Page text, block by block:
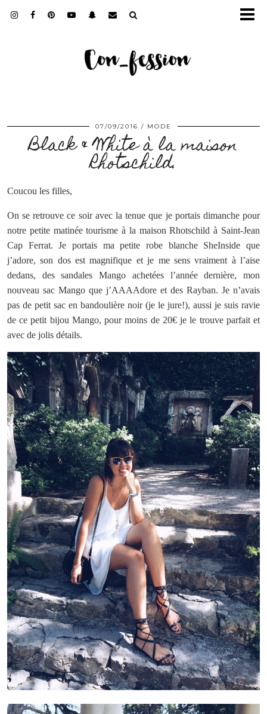
07/09/2016 MODE
Black & White à la maison
Rhotschild.
Coucou les filles,
On se retrouve ce soir avec la tenue que je portais dimanche pour
notre petite matinée tourisme à la maison Rhotschild à Saint-Jean
Cap Ferrat. Je portais ma petite robe blanche SheInside que
j’adore, son dos est magnifique et je me sens vraiment à l’aise
dedans, des sandales Mango achetées l’année dernière, mon
nouveau sac Mango que j’AAAAdore et des Rayban. Je n’avais
pas de petit sac en bandoulière noir (je le jure!), aussi je suis ravie
de ce petit bijou Mango, pour moins de 20€ je le trouve parfait et
avec de jolis détails.